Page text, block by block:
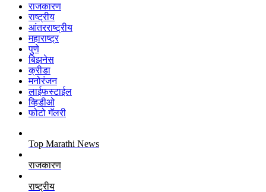
राजकारण
राष्ट्रीय
आंतरराष्ट्रीय
महाराष्ट्र
पुणे
बिझनेस
क्रीडा
मनोरंजन
लाईफस्टाईल
व्हिडीओ
फोटो गॅलरी
Top Marathi News
राजकारण
राष्ट्रीय